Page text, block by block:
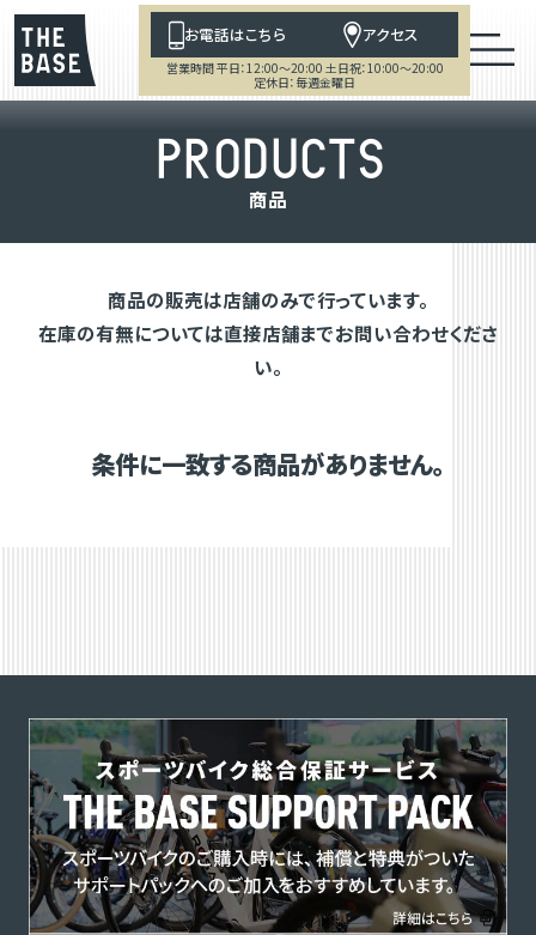
お電話はこちら アクセス
営業時間 平日：12:00～20:00 土日祝：10:00～20:00
定休日：毎週金曜日
PRODUCTS
商品
商品の販売は店舗のみで行っています。
在庫の有無については直接店舗までお問い合わせくださ
い。
条件に一致する商品がありません。